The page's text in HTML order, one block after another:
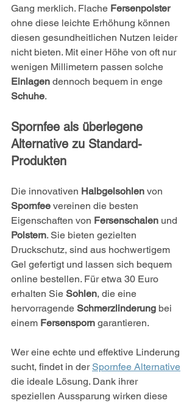
Gang merklich. Flache Fersenpolster
ohne diese leichte Erhöhung können
diesen gesundheitlichen Nutzen leider
nicht bieten. Mit einer Höhe von oft nur
wenigen Millimetern passen solche
Einlagen dennoch bequem in enge
Schuhe.
Spornfee als überlegene
Alternative zu Standard-
Produkten
Die innovativen Halbgelsohlen von
Spornfee vereinen die besten
Eigenschaften von Fersenschalen und
Polstern. Sie bieten gezielten
Druckschutz, sind aus hochwertigem
Gel gefertigt und lassen sich bequem
online bestellen. Für etwa 30 Euro
erhalten Sie Sohlen, die eine
hervorragende Schmerzlinderung bei
einem Fersensporn garantieren.
Wer eine echte und effektive Linderung
sucht, findet in der Spornfee Alternative
die ideale Lösung. Dank ihrer
speziellen Aussparung wirken diese